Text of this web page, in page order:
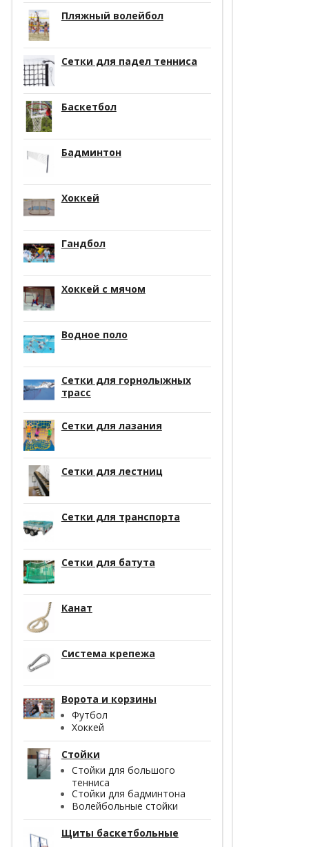
Пляжный волейбол
Сетки для падел тенниса
Баскетбол
Бадминтон
Хоккей
Гандбол
Хоккей с мячом
Водное поло
Сетки для горнолыжных
трасс
Сетки для лазания
Сетки для лестниц
Сетки для транспорта
Сетки для батута
Канат
Система крепежа
Ворота и корзины
Футбол
Хоккей
Стойки
Стойки для большого
тенниса
Стойки для бадминтона
Волейбольные стойки
Щиты баскетбольные